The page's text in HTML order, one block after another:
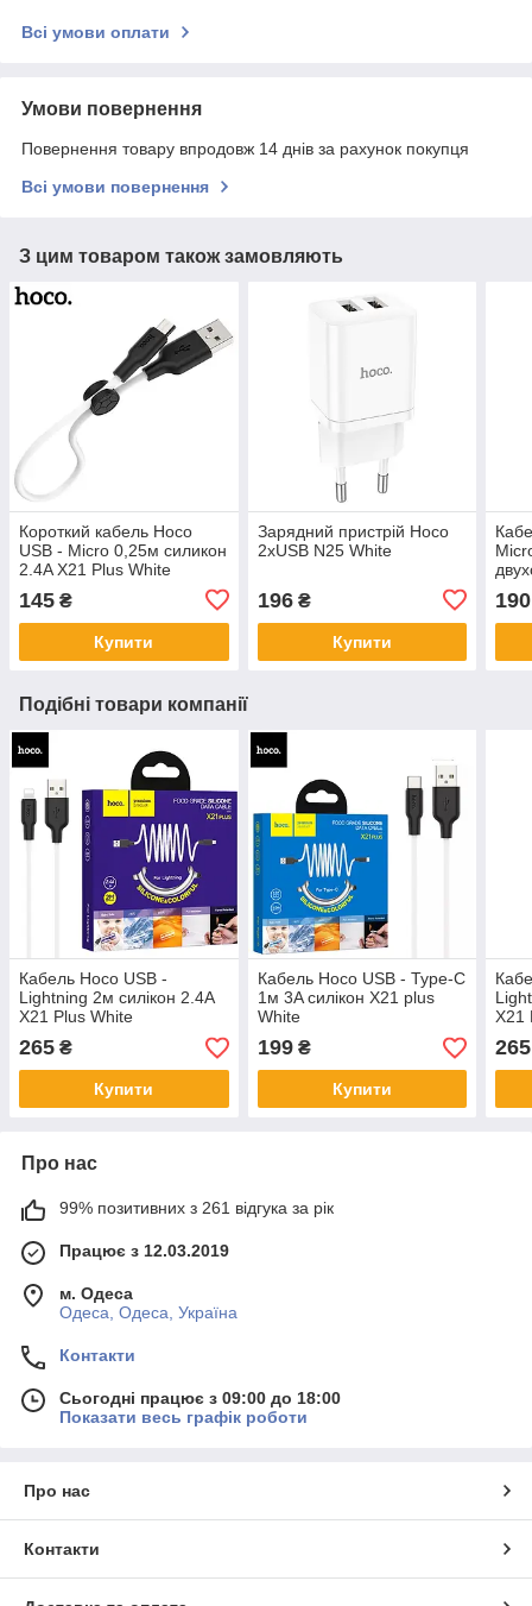
Всі умови оплати
Умови повернення
Повернення товару впродовж 14 днів за рахунок покупця
Всі умови повернення
З цим товаром також замовляють
Короткий кабель Hoco
USB - Micro 0,25м силикон
2.4A X21 Plus White
145 ₴
Купити
Зарядний пристрій Hoco
2хUSB N25 White
196₴
Купити
C91
190
Подібні товари компанії
Кабель Hoco USB -
Lightning 2м силікон 2.4A
X21 Plus White
265 ₴
Купити
Кабель Hoco USB - Type-C
1м 3A силікон X21 plus
White
199₴
Купити
X21
265
Про нас
99% позитивних з 261 відгука за рік
Працює з 12.03.2019
м. Одеса
Одеса, Одеса, Україна
Контакти
Сьогодні працює з 09:00 до 18:00
Показати весь графік роботи
Про нас
Контакти